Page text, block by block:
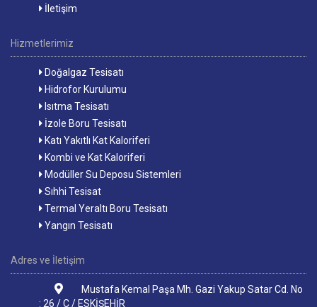
İletişim
Hizmetlerimiz
Doğalgaz Tesisatı
Hidrofor Kurulumu
Isıtma Tesisatı
İzole Boru Tesisatı
Katı Yakıtlı Kat Kaloriferi
Kombi ve Kat Kaloriferi
Modüller Su Deposu Sistemleri
Sıhhi Tesisat
Termal Yeraltı Boru Tesisatı
Yangın Tesisatı
Adres ve İletişim
Mustafa Kemal Paşa Mh. Gazi Yakup Satar Cd. No
: 26 / C / ESKİŞEHİR